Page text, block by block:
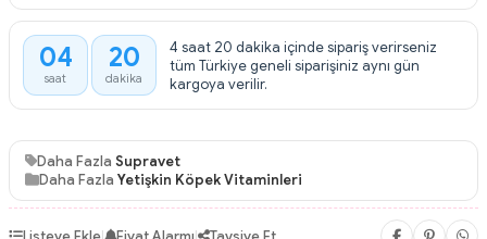
04
saat
20
dakika
4 saat 20 dakika içinde sipariş verirseniz
tüm Türkiye geneli siparişiniz aynı gün
kargoya verilir.
Daha Fazla Supravet
Daha Fazla Yetişkin Köpek Vitaminleri